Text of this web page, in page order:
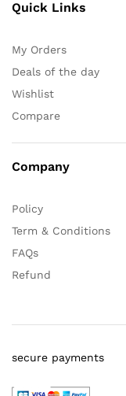
Quick Links
My Orders
Deals of the day
Wishlist
Compare
Company
Policy
Term & Conditions
FAQs
Refund
secure payments